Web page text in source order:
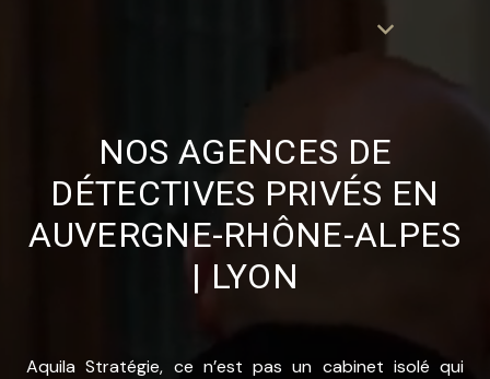
NOS AGENCES DE
DÉTECTIVES PRIVÉS EN
AUVERGNE-RHÔNE-ALPES
| LYON
Aquila Stratégie, ce n’est pas un cabinet isolé qui